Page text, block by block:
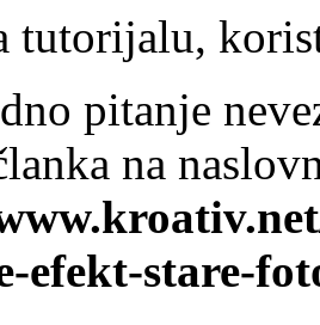
tutorijalu,
pitanje
na
efekt-stare-